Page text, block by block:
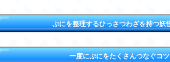
ぷにを整理するひっさつわざを持つ妖
一度にぷにをたくさんつなぐコツ